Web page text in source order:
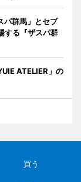
パ群馬」とセブ
する『ザスパ群
ATELIER」の
買う